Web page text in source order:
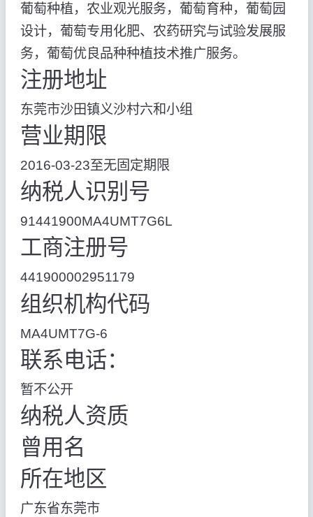
葡萄种植，农业观光服务，葡萄育种，葡萄园
设计，葡萄专用化肥、农药研究与试验发展服
务，葡萄优良品种种植技术推广服务。
注册地址
东莞市沙田镇义沙村六和小组
营业期限
2016-03-23至无固定期限
纳税人识别号
91441900MA4UMT7G6L
工商注册号
441900002951179
组织机构代码
MA4UMT7G-6
联系电话：
暂不公开
纳税人资质
曾用名
所在地区
广东省东莞市